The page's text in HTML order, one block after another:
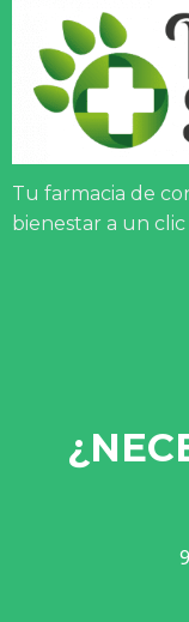
Tu farmacia de
bienestar a un clic